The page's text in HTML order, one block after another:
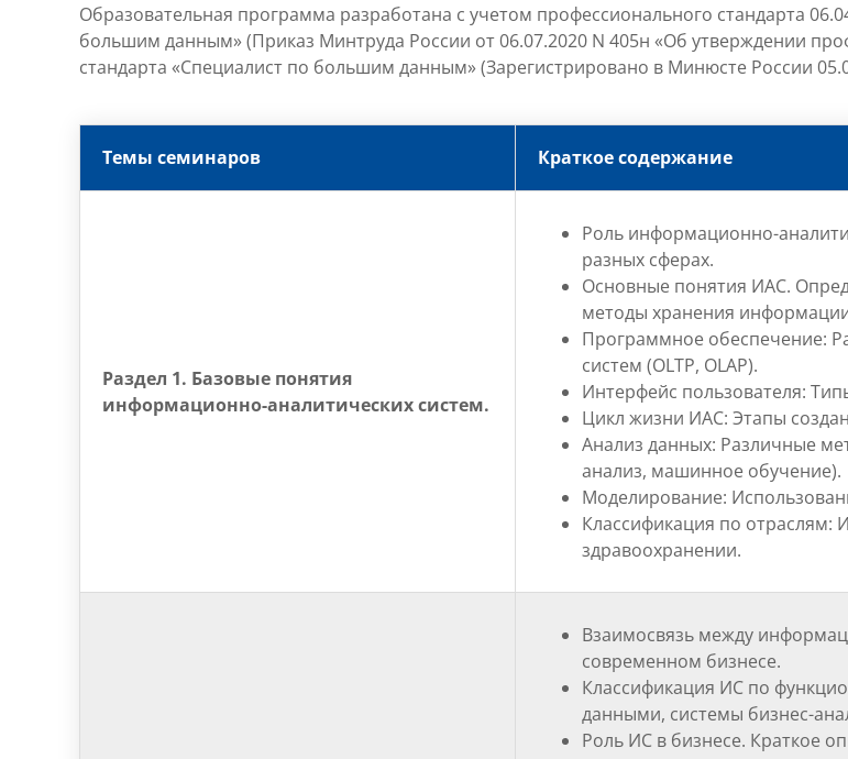
Образовательная программа разработана с учетом профессионального стандарта
большим данным» (Приказ Минтруда России от 06.07.2020 N 405н «Об утверждении
стандарта «Специалист по большим данным» (Зарегистрировано в Минюсте России
Темы семинаров Краткое содержание
Раздел 1. Базовые понятия
информационно-аналитических систем.
Роль информационно-
разных сферах.
Основные понятия ИАС.
методы хранения
Программное обеспечение:
систем (OLTP, OLAP).
Интерфейс пользователя:
Цикл жизни ИАС: Этапы
Анализ данных: Различные
анализ, машинное обучение).
Моделирование:
Классификация по отраслям:
здравоохранении.
Взаимосвязь между
современном бизнесе.
Классификация ИС по
данными, системы бизнес-
Роль ИС в бизнесе. Краткое